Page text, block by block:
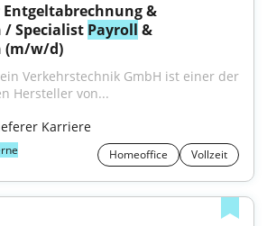
&
Specialist Payroll &
(m/w/d)
Verkehrstechnik GmbH ist einer der
Hersteller von...
Karriere
Homeoffice Vollzeit